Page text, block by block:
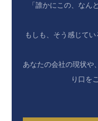
「誰かにこの、なん
もしも、そう感じて
あなたの会社の現状や
り口を